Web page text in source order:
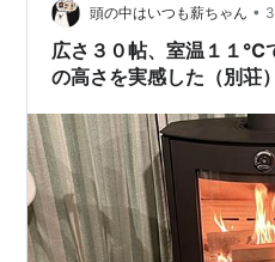
っという間に写真の状態とな
は黒く、黒煙が出ている事
頭の中はいつも薪ちゃん •
広さ３０帖、室温１１℃
の高さを実感した（別荘）